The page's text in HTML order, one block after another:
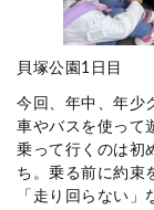
貝塚公園1日目
今回、年中、年少
車やバスを使って
乗って行くのは初
ち。乗る前に約束
「走り回らない